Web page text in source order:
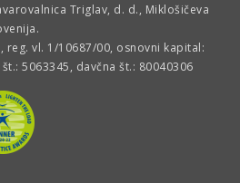
Triglav, d. d., Miklošičeva
reg. vl. 1/10687/00, osnovni kapital:
5063345, davčna št.: 80040306